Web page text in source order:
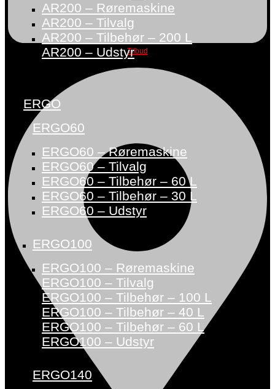
Tilbud
AR200 – Røremaskine
AR200 – Tilvalg
AR200 – Tilbehør – 200 L
AR200 – Udstyr
ERGO
ERGO60
ERGO60 – Røremaskine
ERGO60 – Tilvalg
ERGO60 – Tilbehør – 60 L
ERGO60 – Tilbehør – 30 L
ERGO60 – Udstyr
ERGO100
ERGO100 – Røremaskine
ERGO100 – Tilvalg
ERGO100 – Tilbehør – 100 L
ERGO100 – Tilbehør – 40 L
ERGO100 – Tilbehør – 60 L
ERGO100 – Udstyr
ERGO140